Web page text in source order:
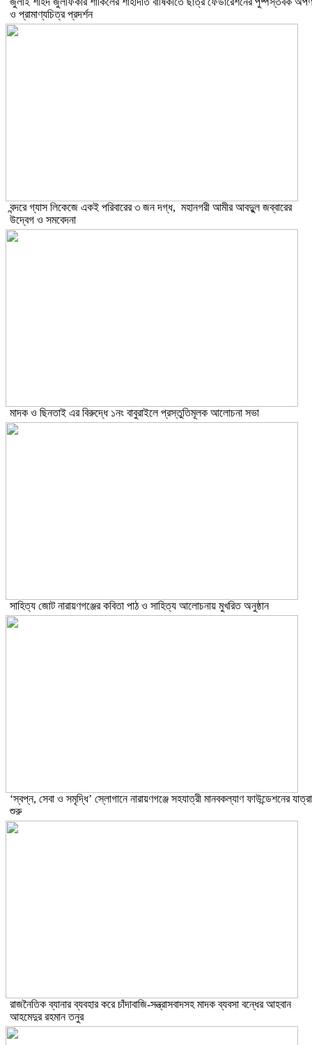
ও প্রামাণ্যচিত্র প্রদর্শন
বন্দরে গ্যাস লিকেজে একই পরিবারের ৩ জন দগ্ধ, মহানগরী আমীর আবদুুল জব্বারের
উদ্বেগ ও সমবেদনা
মাদক ও ছিনতাই এর বিরুদ্ধে ১নং বাবুরাইলে প্রস্তুতিমূলক আলোচনা সভা
সাহিত্য জোট নারায়ণগঞ্জের কবিতা পাঠ ও সাহিত্য আলোচনায় মুখরিত অনুষ্ঠান
‘স্বপ্ন, সেবা ও সমৃদ্ধি’ স্লোগানে নারায়ণগঞ্জে সহযাত্রী মানবকল্যাণ ফাউন্ডেশনের যাত্রা
শুরু
রাজনৈতিক ব্যানার ব্যবহার করে চাঁদাবাজি-সন্ত্রাসবাদসহ মাদক ব্যবসা বন্ধের আহবান
আহমেদুর রহমান তনুর